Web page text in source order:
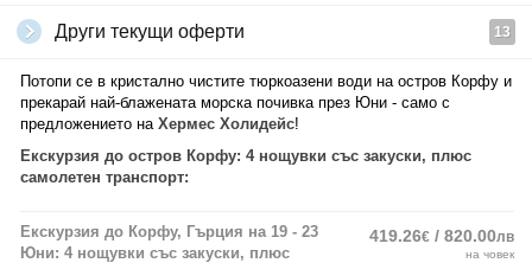
Други текущи оферти 13
Потопи се в кристално чистите тюркоазени води на остров Корфу и
прекарай най-блажената морска почивка през Юни - само с
предложението на Хермес Холидейс!
Екскурзия до остров Корфу: 4 нощувки със закуски, плюс
самолетен транспорт:
Екскурзия до Корфу, Гърция на 19 - 23
Юни: 4 нощувки със закуски, плюс
419.26€ / 820.00лв
на човек